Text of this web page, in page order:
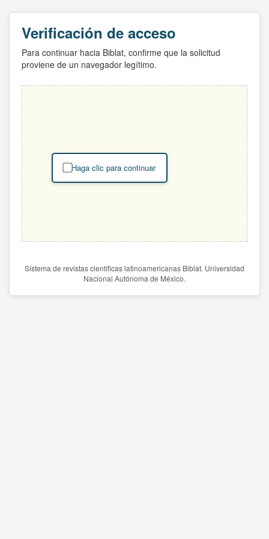
Verificación de acceso
Para continuar hacia Biblat, confirme que la solicitud
proviene de un navegador legítimo.
Haga clic para continuar
Sistema de revistas científicas latinoamericanas Biblat. Universidad
Nacional Autónoma de México.